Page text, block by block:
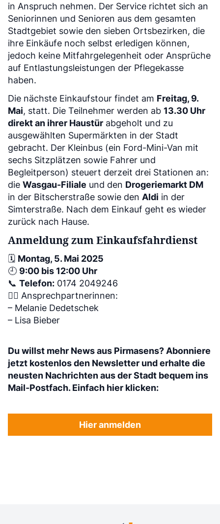
in Anspruch nehmen. Der Service richtet sich an
Seniorinnen und Senioren aus dem gesamten
Stadtgebiet sowie den sieben Ortsbezirken, die
ihre Einkäufe noch selbst erledigen können,
jedoch keine Mitfahrgelegenheit oder Ansprüche
auf Entlastungsleistungen der Pflegekasse
haben.
Die nächste Einkaufstour findet am Freitag, 9.
Mai, statt. Die Teilnehmer werden ab 13.30 Uhr
direkt an ihrer Haustür abgeholt und zu
ausgewählten Supermärkten in der Stadt
gebracht. Der Kleinbus (ein Ford-Mini-Van mit
sechs Sitzplätzen sowie Fahrer und
Begleitperson) steuert derzeit drei Stationen an:
die Wasgau-Filiale und den Drogeriemarkt DM
in der Bitscherstraße sowie den Aldi in der
Simterstraße. Nach dem Einkauf geht es wieder
zurück nach Hause.
Anmeldung zum Einkaufsfahrdienst
🗓️ Montag, 5. Mai 2025
🕘 9:00 bis 12:00 Uhr
📞 Telefon: 0174 2049246
👩‍⚕️ Ansprechpartnerinnen:
– Melanie Dedetschek
– Lisa Bieber
Du willst mehr News aus Pirmasens? Abonniere
jetzt kostenlos den Newsletter und erhalte die
neusten Nachrichten aus der Stadt bequem ins
Mail-Postfach. Einfach hier klicken:
Hier anmelden